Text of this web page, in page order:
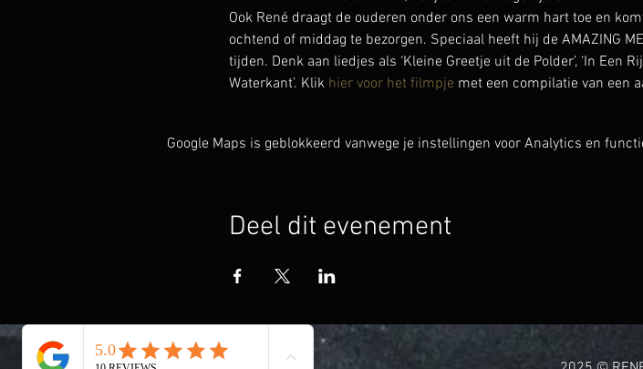
Ook René draagt de ouderen onder ons een warm hart toe en
ochtend of middag te bezorgen. Speciaal heeft hij de AMAZING
tijden. Denk aan liedjes als ‘Kleine Greetje uit de Polder’, ‘In Een
Waterkant’. Klik hier voor het filmpje met een compilatie van een
Google Maps is geblokkeerd vanwege je instellingen voor Analytics en
Deel dit evenement